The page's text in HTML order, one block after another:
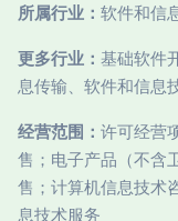
所属行业： 软件和信
更多行业： 基础软件
息传输、软件和信息
经营范围： 许可经营
售；电子产品（不含
售；计算机信息技术
息技术服务